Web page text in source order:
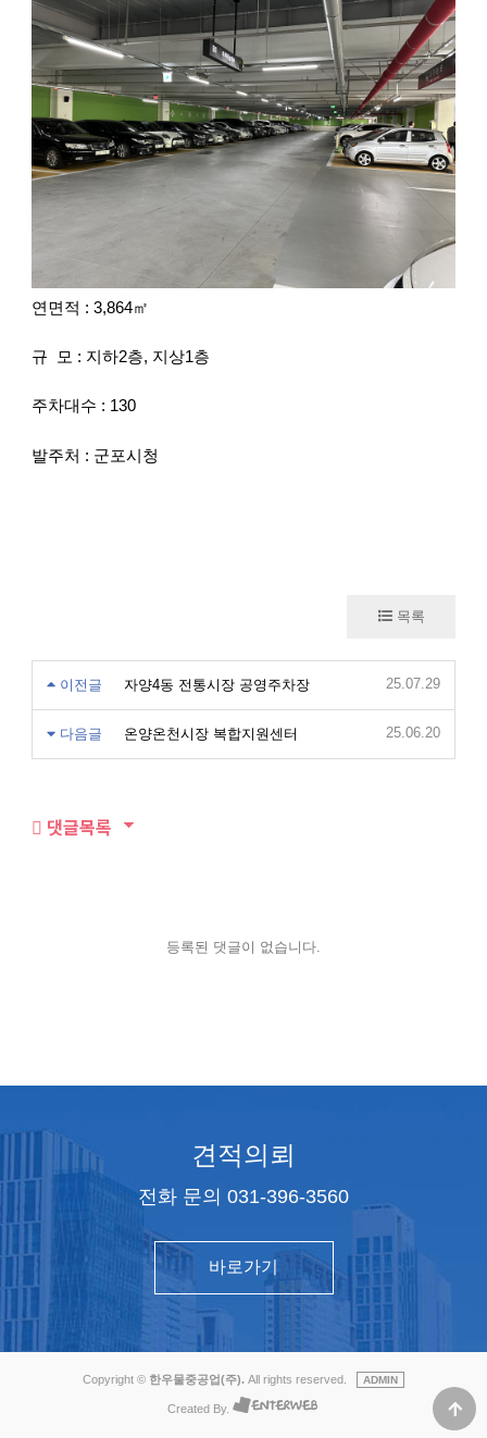
연면적 : 3,864㎡
규 모 : 지하2층, 지상1층
주차대수 : 130
발주처 : 군포시청
목록
이전글 자양4동 전통시장 공영주차장 25.07.29
다음글 온양온천시장 복합지원센터 25.06.20
댓글목록
등록된 댓글이 없습니다.
견적의뢰
전화 문의 031-396-3560
바로가기
Copyright © 한우물중공업(주). All rights reserved. ADMIN
Created By.